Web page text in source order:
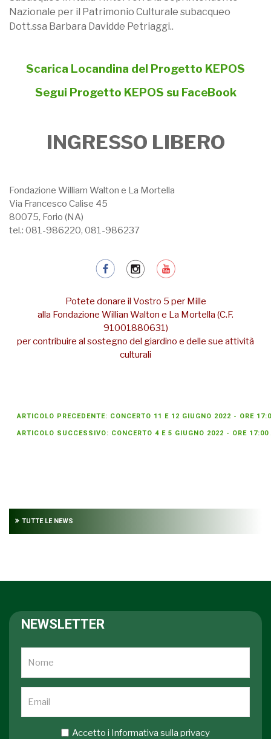
Nazionale per il Patrimonio Culturale subacqueo
Dott.ssa Barbara Davidde Petriaggi..
Scarica Locandina del Progetto KEPOS
Segui Progetto KEPOS su FaceBook
INGRESSO LIBERO
Fondazione William Walton e La Mortella
Via Francesco Calise 45
80075, Forio (NA)
tel.: 081-986220, 081-986237
Potete donare il Vostro 5 per Mille
alla Fondazione Willian Walton e La Mortella (C.F.
91001880631)
per contribuire al sostegno del giardino e delle sue attività
culturali
ARTICOLO PRECEDENTE: CONCERTO 11 E 12 GIUGNO 2022 - ORE
ARTICOLO SUCCESSIVO: CONCERTO 4 E 5 GIUGNO 2022 - ORE 17:00
TUTTE LE NEWS
NEWSLETTER
Accetto i Informativa sulla privacy